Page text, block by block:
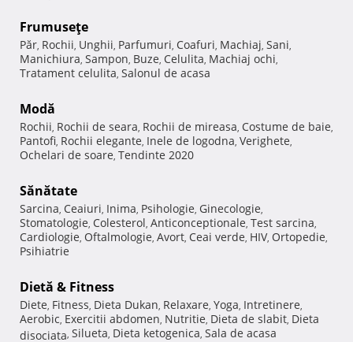
Frumuseţe
Păr, Rochii, Unghii, Parfumuri, Coafuri, Machiaj, Sani,
Manichiura, Sampon, Buze, Celulita, Machiaj ochi,
Tratament celulita, Salonul de acasa
Modă
Rochii, Rochii de seara, Rochii de mireasa, Costume de baie,
Pantofi, Rochii elegante, Inele de logodna, Verighete,
Ochelari de soare, Tendinte 2020
Sănătate
Sarcina, Ceaiuri, Inima, Psihologie, Ginecologie,
Stomatologie, Colesterol, Anticonceptionale, Test sarcina,
Cardiologie, Oftalmologie, Avort, Ceai verde, HIV, Ortopedie,
Psihiatrie
Dietă & Fitness
Diete, Fitness, Dieta Dukan, Relaxare, Yoga, Intretinere,
Aerobic, Exercitii abdomen, Nutritie, Dieta de slabit, Dieta
disociata, Silueta, Dieta ketogenica, Sala de acasa